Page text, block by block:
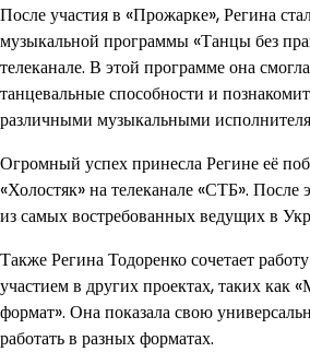
После участия в «Прожарке», Регина
музыкальной программы «Танцы без
телеканале. В этой программе она
танцевальные способности и
различными музыкальными
Огромный успех принесла Регине её
«Холостяк» на телеканале «СТБ». После
из самых востребованных ведущих в
Также Регина Тодоренко сочетает
участием в других проектах, таких как
формат». Она показала свою
работать в разных форматах.